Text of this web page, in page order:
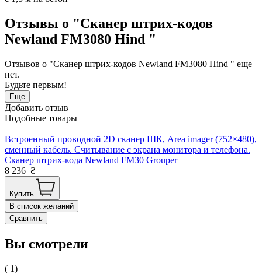
Отзывы о "Сканер штрих-кодов
Newland FM3080 Hind "
Отзывов о "Сканер штрих-кодов Newland FM3080 Hind " еще
нет.
Будьте первым!
Еще
Добавить отзыв
Подобные товары
Встроенный проводной 2D сканер ШК, Area imager (752×480),
сменный кабель. Считывание с экрана монитора и телефона.
Сканер штрих-кода Newland FM30 Grouper
8 236 ₴
Купить
В список желаний
Сравнить
Вы смотрели
( 1)